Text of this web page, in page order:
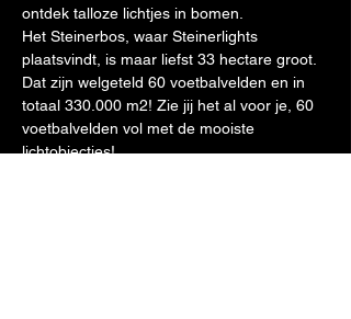
ontdek talloze lichtjes in bomen.
Het Steinerbos, waar Steinerlights
plaatsvindt, is maar liefst 33 hectare groot.
Dat zijn welgeteld 60 voetbalvelden en in
totaal 330.000 m2! Zie jij het al voor je, 60
voetbalvelden vol met de mooiste
lichtobjecties!